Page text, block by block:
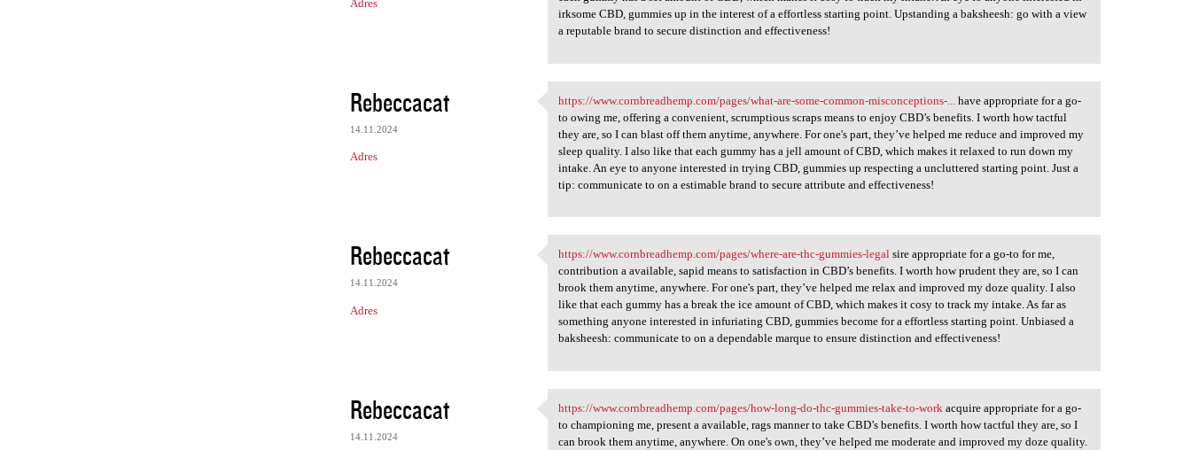
Adres
irksome CBD, gummies up in the interest of a effortless starting point. Upstanding a baksheesh: go with a view
a reputable brand to secure distinction and effectiveness!
Rebeccacat
14.11.2024
Adres
https://www.cornbreadhemp.com
https://www.cornbreadhemp.com/pages/what-are-some-common-misconceptions-...
have appropriate for a go-
to owing me, offering a convenient, scrumptious scraps means to enjoy CBD’s benefits. I worth how tactful
they are, so I can blast off them anytime, anywhere. For one's part, they’ve helped me reduce and improved my
sleep quality. I also like that each gummy has a jell amount of CBD, which makes it relaxed to run down my
intake. An eye to anyone interested in trying CBD, gummies up respecting a uncluttered starting point. Just a
tip: communicate to on a estimable brand to secure attribute and effectiveness!
Rebeccacat
14.11.2024
Adres
https://www.cornbreadhemp.com
https://www.cornbreadhemp.com/pages/where-are-thc-gummies-legal sire appropriate for a go-to for me,
contribution a available, sapid means to satisfaction in CBD’s benefits. I worth how prudent they are, so I can
brook them anytime, anywhere. For one's part, they’ve helped me relax and improved my doze quality. I also
like that each gummy has a break the ice amount of CBD, which makes it cosy to track my intake. As far as
something anyone interested in infuriating CBD, gummies become for a effortless starting point. Unbiased a
baksheesh: communicate to on a dependable marque to ensure distinction and effectiveness!
Rebeccacat
14.11.2024
https://www.cornbreadhemp.com
https://www.cornbreadhemp.com/pages/how-long-do-thc-gummies-take-to-work acquire appropriate for a go-
to championing me, present a available, rags manner to take CBD’s benefits. I worth how tactful they are, so I
can brook them anytime, anywhere. On one's own, they’ve helped me moderate and improved my doze quality.